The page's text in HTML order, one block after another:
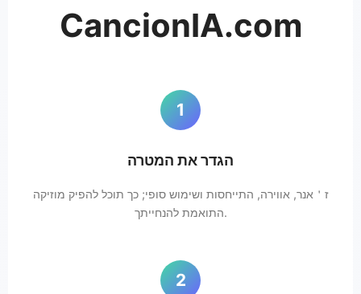
CancionIA.com
1
הגדר את המטרה
ז＇אנר, אווירה, התייחסות ושימוש סופי; כך תוכל להפיק מוזיקה
התואמת להנחייתך.
2